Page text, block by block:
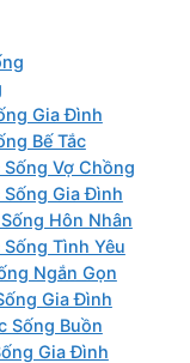
Gia Đình
Bế Tắc
Vợ Chồng
Sống Gia Đình
Hôn Nhân
Tình Yêu
Ngắn Gọn
Gia Đình
Sống Buồn
Gia Đình